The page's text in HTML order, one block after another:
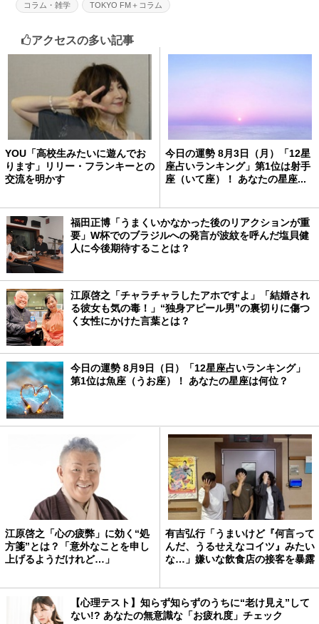
コラム・雑学 TOKYO FM＋コラム
アクセスの多い記事
YOU「高校生みたいに遊んでお
ります」リリー・フランキーとの
交流を明かす
今日の運勢 8月3日（月）「12星
座占いランキング」第1位は射手
座（いて座）！ あなたの星座...
福田正博「うまくいかなかった後のリアクションが重
要」W杯でのブラジルへの発言が波紋を呼んだ塩貝健
人に今後期待することは？
江原啓之「チャラチャラしたアホですよ」「結婚され
る彼女も気の毒！」“独身アピール男”の裏切りに傷つ
く女性にかけた言葉とは？
今日の運勢 8月9日（日）「12星座占いランキング」
第1位は魚座（うお座）！ あなたの星座は何位？
江原啓之「心の疲弊」に効く“処
方箋”とは？「意外なことを申し
上げるようだけれど…」
有吉弘行「うまいけど『何言って
んだ、うるせえなコイツ』みたい
な…」嫌いな飲食店の接客を暴露
【心理テスト】知らず知らずのうちに“老け見え”して
ない!? あなたの無意識な「お疲れ度」チェック